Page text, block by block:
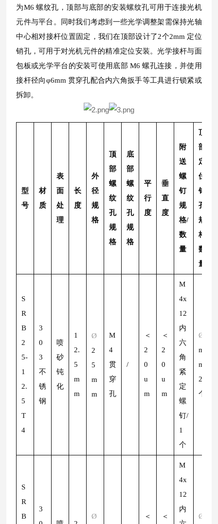
为M6 螺纹孔，顶部与底部的安装螺纹孔可用于连接光机
元件与平台。同时我们考虑到一些光学调整架需保持光轴
中心相对接杆位置固定，我们在顶部设计了2个2mm 定位
销孔，可用于对光机元件的精准定位安装。光学接杆与面
包板或光学平台的安装可使用底部 M6 螺孔连接，并使用
接杆径向φ6mm 贯穿孔配合内六角扳手等工具进行锁紧或
拆卸。
型
号
材
质
表
面
处
理
长
度
外
径
规
格
顶
部
螺
纹
孔
规
格
底
部
螺
纹
孔
规
格
平
行
度
垂
直
度
附
送
螺
钉
规
格/
数
量
顶
部
定
位
销
孔
规
格/
数
量
S
R
B
2
5-
1
2.
5
T
4
3
0
3
不
锈
钢
喷
砂
钝
化
1
2.
5
m
m
Ø
2
5
m
m
M
4
贯
穿
孔
/
＜
2
0
u
m
＜
2
0
u
m
M
4x
12
内
六
角
紧
定
螺
钉/
1
个
Ø
m
m/
2
个
S
R
B
3
Ø ＜ ＜
M
4x
12
内
Ø